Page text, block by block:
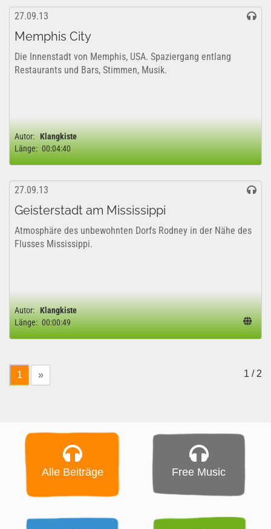
27.09.13
Memphis City
Die Innenstadt von Memphis, USA. Spaziergang entlang
Restaurants und Bars, Stimmen, Musik.
Autor: Klangkiste
Länge: 00:04:40
27.09.13
Geisterstadt am Mississippi
Atmosphäre des unbewohnten Dorfs Rodney in der Nähe des
Flusses Mississippi.
Autor: Klangkiste
Länge: 00:00:49
1 » 1 / 2
Alle Beiträge Free Music